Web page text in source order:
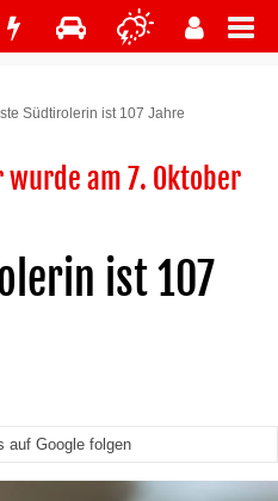
Südtirolerin ist 107 Jahre
wurde am 7. Oktober
ist 107
auf Google folgen